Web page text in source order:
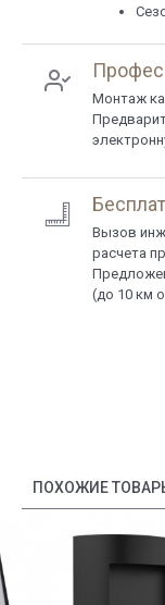
Монтаж
Вызов
расчета
(до 10 км
ПОХОЖИЕ